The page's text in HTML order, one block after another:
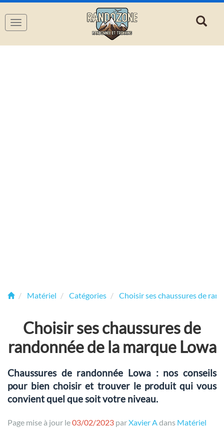
Navigation
Matériel Catégories Choisir ses chaussures de
Choisir ses chaussures de
randonnée de la marque Lowa
Chaussures de randonnée Lowa : nos conseils
pour bien choisir et trouver le produit qui vous
convient quel que soit votre niveau.
Page mise à jour le03/02/2023 parXavier Adans Matériel